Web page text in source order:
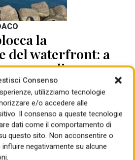
Consenso
utilizziamo tecnologie
e/o accedere alle
Il consenso a queste tecnologie
dati come il comportamento di
questo sito. Non acconsentire o
negativamente su alcune
la
del waterfront: a
di
Giansante